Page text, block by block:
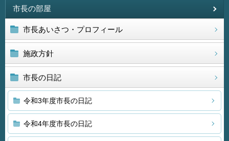
市長の部屋
市長あいさつ・プロフィール
施政方針
市長の日記
令和3年度市長の日記
令和4年度市長の日記